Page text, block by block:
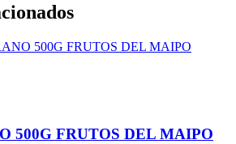
500G FRUTOS DEL MAIPO